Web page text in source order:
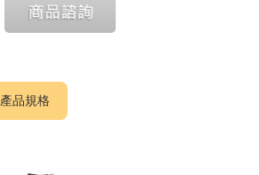
產品規格